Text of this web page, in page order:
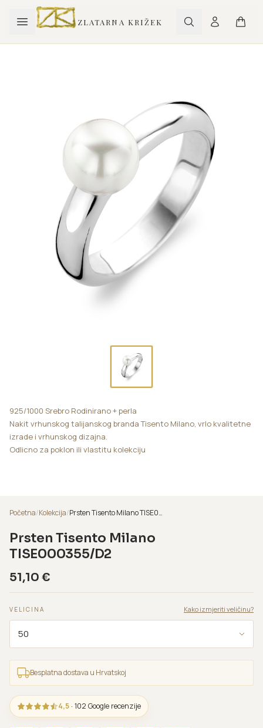
ZLATARNA KRIŽEK
925/1000 Srebro Rodinirano + perla
Nakit vrhunskog talijanskog branda Tisento Milano, vrlo kvalitetne
izrade i vrhunskog dizajna.
Odlicno za poklon ili vlastitu kolekciju
Početna/Kolekcija/ Prsten Tisento Milano TISE000355/D2
Prsten Tisento Milano
TISE000355/D2
51,10 €
VELICINA Kako izmjeriti veličinu?
Besplatna dostava u Hrvatskoj
4,5 · 102 Google recenzije